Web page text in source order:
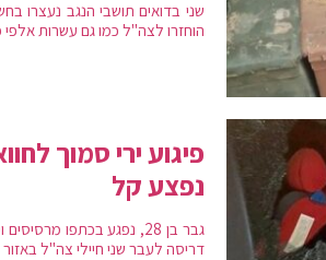
הוחזרו לצה"ל כמו גם עשרות
נפצע קל
גבר בן 28, נפגע בכתפו
דריסה לעבר שני חיילי צה"ל באזור